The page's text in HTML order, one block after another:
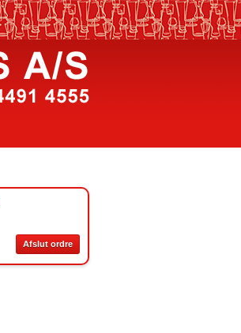
Afslut ordre